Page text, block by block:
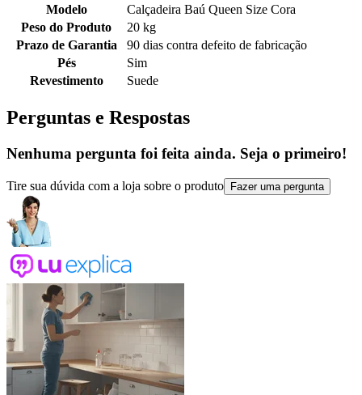
Modelo
Calçadeira Baú Queen Size Cora
Peso do Produto
20 kg
Prazo de Garantia
90 dias contra defeito de fabricação
Pés
Sim
Revestimento
Suede
Perguntas e Respostas
Nenhuma pergunta foi feita ainda. Seja o primeiro!
Tire sua dúvida com a loja sobre o produto Fazer uma pergunta